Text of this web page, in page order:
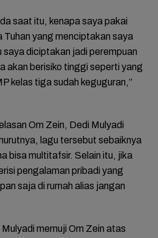
saat itu, kenapa saya pakai
Tuhan yang menciptakan saya
saya diciptakan jadi perempuan
akan berisiko tinggi seperti yang
kelas tiga sudah keguguran,”
Om Zein, Dedi Mulyadi
lagu tersebut sebaiknya
bisa multitafsir. Selain itu, jika
pengalaman pribadi yang
saja di rumah alias jangan
memuji Om Zein atas